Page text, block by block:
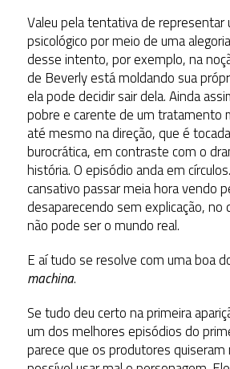
Valeu pela tentativa de representar
psicológico por meio de uma alegoria
desse intento, por exemplo, na
de Beverly está moldando sua
ela pode decidir sair dela. Ainda
pobre e carente de um tratamento
até mesmo na direção, que é
burocrática, em contraste com o
história. O episódio anda em
cansativo passar meia hora vendo
desaparecendo sem explicação, no
não pode ser o mundo real.
E aí tudo se resolve com uma boa
machina.
Se tudo deu certo na primeira
um dos melhores episódios do
parece que os produtores